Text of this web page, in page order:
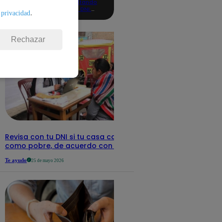
consultando
con tu DNI:
detalles
Revisa con tu DNI si tu casa califica
como pobre, de acuerdo con el Sisfoh
Te ayudo 25 de mayo 2026
.
Rechazar